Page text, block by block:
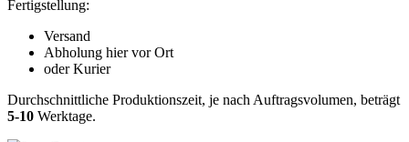
Fertigstellung:
Versand
Abholung hier vor Ort
oder Kurier
Durchschnittliche Produktionszeit, je nach Auftragsvolumen, beträgt
5-10 Werktage.